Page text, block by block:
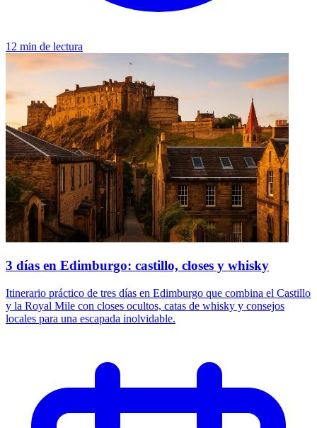
12 min de lectura
3 días en Edimburgo: castillo, closes y whisky
Itinerario práctico de tres días en Edimburgo que combina el Castillo
y la Royal Mile con closes ocultos, catas de whisky y consejos
locales para una escapada inolvidable.